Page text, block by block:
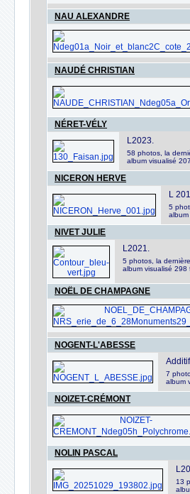
NAU ALEXANDRE
NAUDÉ CHRISTIAN
NÉRET-VÉLY
L2023.
58 photos, la
album visualisé
NICERON HERVE
L
5
NIVET JULIE
L2021.
5 photos, la
album visualisé 298
NOËL DE CHAMPAGNE
NOGENT-L'ABESSE
7
album
NOIZET-CRÉMONT
NOLIN PASCAL
13